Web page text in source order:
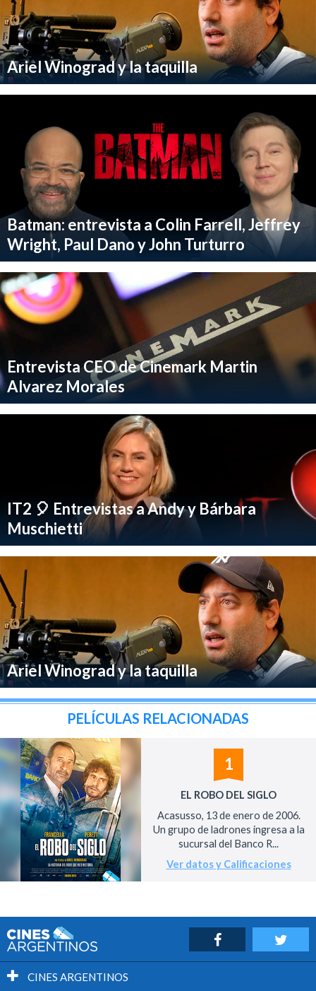
Ariel Winograd y la taquilla
Batman: entrevista a Colin Farrell, Jeffrey
Wright, Paul Dano y John Turturro
Entrevista CEO de Cinemark Martin
Alvarez Morales
IT2 🎈 Entrevistas a Andy y Bárbara
Muschietti
Ariel Winograd y la taquilla
PELÍCULAS RELACIONADAS
1
EL ROBO DEL SIGLO
Acasusso, 13 de enero de 2006.
Un grupo de ladrones ingresa a la
sucursal del Banco R...
Ver datos y Calificaciones
CINES ARGENTINOS